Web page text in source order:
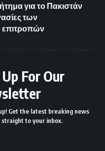
για το Πακιστάν
των
επιτροπών
For Our
Get the latest breaking news
straight to your inbox.